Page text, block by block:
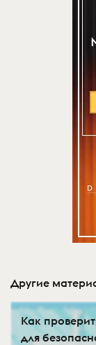
Другие
Как
для